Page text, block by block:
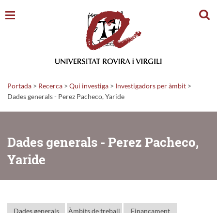
Portada > Recerca > Qui investiga > Investigadors per àmbit >
Dades generals - Perez Pacheco, Yaride
Dades generals - Perez Pacheco,
Yaride
Dades generals
Àmbits de treball
Finançament